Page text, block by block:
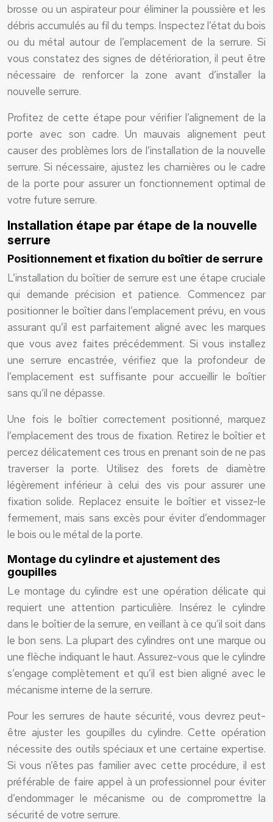
brosse ou un aspirateur pour éliminer la poussière et les
débris accumulés au fil du temps. Inspectez l’état du bois
ou du métal autour de l’emplacement de la serrure. Si
vous constatez des signes de détérioration, il peut être
nécessaire de renforcer la zone avant d’installer la
nouvelle serrure.
Profitez de cette étape pour vérifier l’alignement de la
porte avec son cadre. Un mauvais alignement peut
causer des problèmes lors de l’installation de la nouvelle
serrure. Si nécessaire, ajustez les charnières ou le cadre
de la porte pour assurer un fonctionnement optimal de
votre future serrure.
Installation étape par étape de la nouvelle
serrure
Positionnement et fixation du boîtier de serrure
L’installation du boîtier de serrure est une étape cruciale
qui demande précision et patience. Commencez par
positionner le boîtier dans l’emplacement prévu, en vous
assurant qu’il est parfaitement aligné avec les marques
que vous avez faites précédemment. Si vous installez
une serrure encastrée, vérifiez que la profondeur de
l’emplacement est suffisante pour accueillir le boîtier
sans qu’il ne dépasse.
Une fois le boîtier correctement positionné, marquez
l’emplacement des trous de fixation. Retirez le boîtier et
percez délicatement ces trous en prenant soin de ne pas
traverser la porte. Utilisez des forets de diamètre
légèrement inférieur à celui des vis pour assurer une
fixation solide. Replacez ensuite le boîtier et vissez-le
fermement, mais sans excès pour éviter d’endommager
le bois ou le métal de la porte.
Montage du cylindre et ajustement des
goupilles
Le montage du cylindre est une opération délicate qui
requiert une attention particulière. Insérez le cylindre
dans le boîtier de la serrure, en veillant à ce qu’il soit dans
le bon sens. La plupart des cylindres ont une marque ou
une flèche indiquant le haut. Assurez-vous que le cylindre
s’engage complètement et qu’il est bien aligné avec le
mécanisme interne de la serrure.
Pour les serrures de haute sécurité, vous devrez peut-
être ajuster les goupilles du cylindre. Cette opération
nécessite des outils spéciaux et une certaine expertise.
Si vous n’êtes pas familier avec cette procédure, il est
préférable de faire appel à un professionnel pour éviter
d’endommager le mécanisme ou de compromettre la
sécurité de votre serrure.